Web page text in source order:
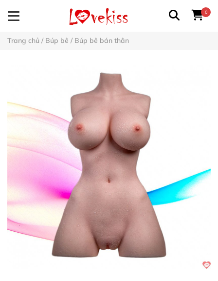
0
Trang chủ / Búp bê / Búp bê bán thân